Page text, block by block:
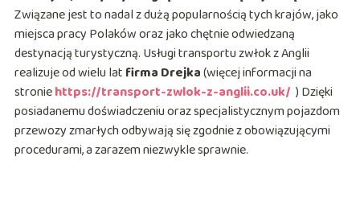
Związane jest to nadal z dużą popularnością tych krajów, jako
miejsca pracy Polaków oraz jako chętnie odwiedzaną
destynacją turystyczną. Usługi transportu zwłok z Anglii
realizuje od wielu lat firma Drejka(więcej informacji na
stroniehttps://transport-zwlok-z-anglii.co.uk/ ) Dzięki
posiadanemu doświadczeniu oraz specjalistycznym pojazdom
przewozy zmarłych odbywają się zgodnie z obowiązującymi
procedurami, a zarazem niezwykle sprawnie.